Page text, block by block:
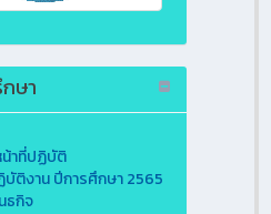
ษา
น้าที่ปฏิบัติ
ติงาน ปีการศึกษา 2565
ธกิจ